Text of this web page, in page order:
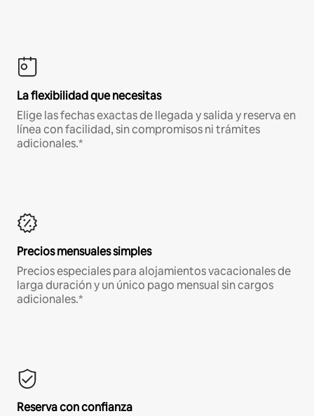
La flexibilidad que necesitas
Elige las fechas exactas de llegada y salida y reserva en
línea con facilidad, sin compromisos ni trámites
adicionales.*
Precios mensuales simples
Precios especiales para alojamientos vacacionales de
larga duración y un único pago mensual sin cargos
adicionales.*
Reserva con confianza